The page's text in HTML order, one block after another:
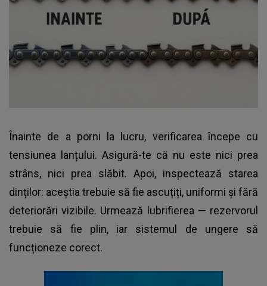
Înainte de a porni la lucru, verificarea începe cu
tensiunea lanțului. Asigură-te că nu este nici prea
strâns, nici prea slăbit. Apoi, inspectează starea
dinților: aceștia trebuie să fie ascuțiți, uniformi și fără
deteriorări vizibile. Urmează lubrifierea — rezervorul
trebuie să fie plin, iar sistemul de ungere să
funcționeze corect.